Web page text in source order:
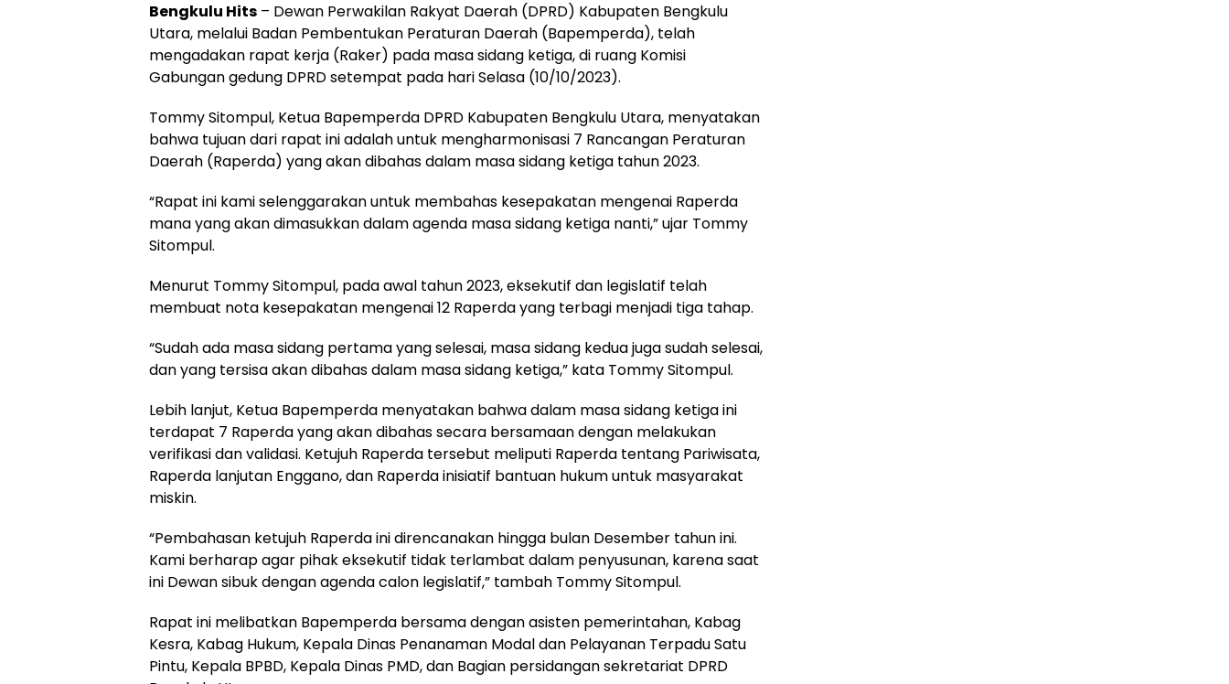
Bengkulu Hits – Dewan Perwakilan Rakyat Daerah (DPRD) Kabupaten Bengkulu
Utara, melalui Badan Pembentukan Peraturan Daerah (Bapemperda), telah
mengadakan rapat kerja (Raker) pada masa sidang ketiga, di ruang Komisi
Gabungan gedung DPRD setempat pada hari Selasa (10/10/2023).
Tommy Sitompul, Ketua Bapemperda DPRD Kabupaten Bengkulu Utara, menyatakan
bahwa tujuan dari rapat ini adalah untuk mengharmonisasi 7 Rancangan Peraturan
Daerah (Raperda) yang akan dibahas dalam masa sidang ketiga tahun 2023.
“Rapat ini kami selenggarakan untuk membahas kesepakatan mengenai Raperda
mana yang akan dimasukkan dalam agenda masa sidang ketiga nanti,” ujar Tommy
Sitompul.
Menurut Tommy Sitompul, pada awal tahun 2023, eksekutif dan legislatif telah
membuat nota kesepakatan mengenai 12 Raperda yang terbagi menjadi tiga tahap.
“Sudah ada masa sidang pertama yang selesai, masa sidang kedua juga sudah selesai,
dan yang tersisa akan dibahas dalam masa sidang ketiga,” kata Tommy Sitompul.
Lebih lanjut, Ketua Bapemperda menyatakan bahwa dalam masa sidang ketiga ini
terdapat 7 Raperda yang akan dibahas secara bersamaan dengan melakukan
verifikasi dan validasi. Ketujuh Raperda tersebut meliputi Raperda tentang Pariwisata,
Raperda lanjutan Enggano, dan Raperda inisiatif bantuan hukum untuk masyarakat
miskin.
“Pembahasan ketujuh Raperda ini direncanakan hingga bulan Desember tahun ini.
Kami berharap agar pihak eksekutif tidak terlambat dalam penyusunan, karena saat
ini Dewan sibuk dengan agenda calon legislatif,” tambah Tommy Sitompul.
Rapat ini melibatkan Bapemperda bersama dengan asisten pemerintahan, Kabag
Kesra, Kabag Hukum, Kepala Dinas Penanaman Modal dan Pelayanan Terpadu Satu
Pintu, Kepala BPBD, Kepala Dinas PMD, dan Bagian persidangan sekretariat DPRD